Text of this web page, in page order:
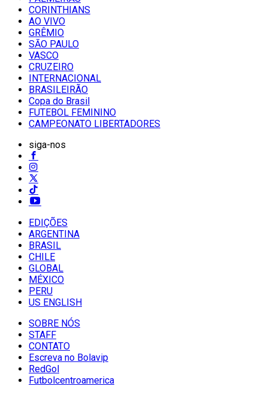
CORINTHIANS
AO VIVO
GRÊMIO
SĀO PAULO
VASCO
CRUZEIRO
INTERNACIONAL
BRASILEIRÃO
Copa do Brasil
FUTEBOL FEMININO
CAMPEONATO LIBERTADORES
siga-nos
EDIÇÕES
ARGENTINA
BRASIL
CHILE
GLOBAL
MÉXICO
PERU
US ENGLISH
SOBRE NÓS
STAFF
CONTATO
Escreva no Bolavip
RedGol
Futbolcentroamerica